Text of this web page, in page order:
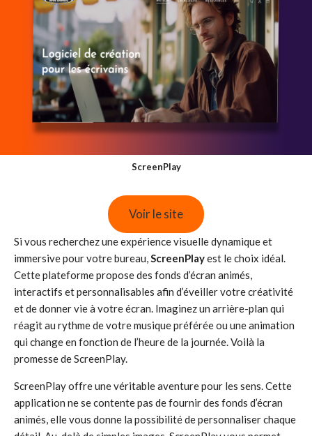
ScreenPlay
Voir le site
Si vous recherchez une expérience visuelle dynamique et
immersive pour votre bureau,ScreenPlayest le choix idéal.
Cette plateforme propose des fonds d’écran animés,
interactifs et personnalisables afin d’éveiller votre créativité
et de donner vie à votre écran. Imaginez un arrière-plan qui
réagit au rythme de votre musique préférée ou une animation
qui change en fonction de l’heure de la journée. Voilà la
promesse de ScreenPlay.
ScreenPlay offre une véritable aventure pour les sens. Cette
application ne se contente pas de fournir des fonds d’écran
animés, elle vous donne la possibilité de personnaliser chaque